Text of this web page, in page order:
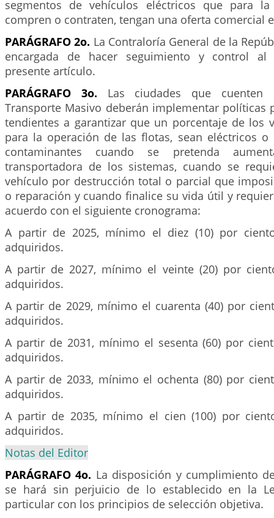
segmentos de vehículos eléctricos que para
compren o contraten, tengan una oferta comercial
PARÁGRAFO 2o. La Contraloría General de la
encargada de hacer seguimiento y control al
presente artículo.
PARÁGRAFO 3o. Las ciudades que cuenten
Transporte Masivo deberán implementar políticas
tendientes a garantizar que un porcentaje de los
para la operación de las flotas, sean eléctricos o
contaminantes cuando se pretenda
transportadora de los sistemas, cuando se
vehículo por destrucción total o parcial que
o reparación y cuando finalice su vida útil y
acuerdo con el siguiente cronograma:
A partir de 2025, mínimo el diez (10) por
adquiridos.
A partir de 2027, mínimo el veinte (20) por
adquiridos.
A partir de 2029, mínimo el cuarenta (40) por
adquiridos.
A partir de 2031, mínimo el sesenta (60) por
adquiridos.
A partir de 2033, mínimo el ochenta (80) por
adquiridos.
A partir de 2035, mínimo el cien (100) por
adquiridos.
Notas del Editor
PARÁGRAFO 4o. La disposición y cumplimiento
se hará sin perjuicio de lo establecido en la
particular con los principios de selección objetiva.